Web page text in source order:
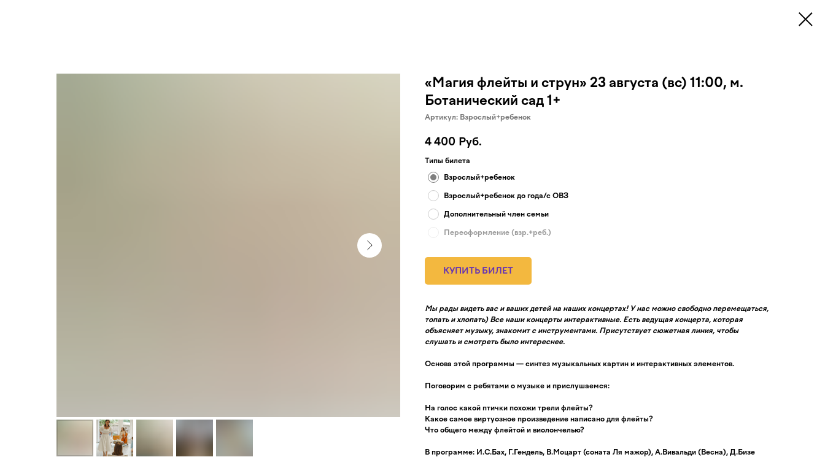
«Магия флейты и струн» 23 августа (вс) 11:00, м.
Ботанический сад 1+
Артикул: Взрослый+ребенок
4 400 Руб.
Типы билета
Взрослый+ребенок
Взрослый+ребенок до года/с ОВЗ
Дополнительный член семьи
Переоформление (взр.+реб.)
КУПИТЬ БИЛЕТ
Мы рады видеть вас и ваших детей на наших концертах! У нас можно свободно перемещаться,
топать и хлопать) Все наши концерты интерактивные. Есть ведущая концерта, которая
объясняет музыку, знакомит с инструментами. Присутствует сюжетная линия, чтобы
слушать и смотреть было интереснее.
Основа этой программы — синтез музыкальных картин и интерактивных элементов.
Поговорим с ребятами о музыке и прислушаемся:
На голос какой птички похожи трели флейты?
Какое самое виртуозное произведение написано для флейты?
Что общего между флейтой и виолончелью?
В программе: И.С.Бах, Г.Гендель, В.Моцарт (соната Ля мажор), А.Вивальди (Весна), Д.Бизе